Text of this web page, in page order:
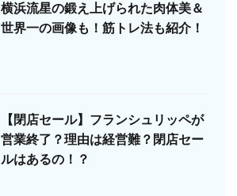
横浜流星の鍛え上げられた肉体美＆
世界一の画像も！筋トレ法も紹介！
【閉店セール】フランシュリッペが
営業終了？理由は経営難？閉店セー
ルはあるの！？